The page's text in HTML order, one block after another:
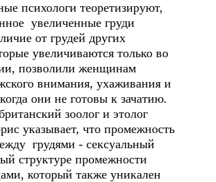
психологи теоретизируют,
увеличенные груди
от грудей других
увеличиваются только во
позволили женщинам
внимания, ухаживания и
они не готовы к зачатию.
зоолог и этолог
указывает, что промежность
грудями - сексуальный
структуре промежности
который также уникален